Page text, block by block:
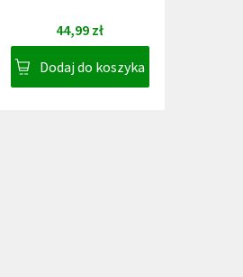
44,99 zł
Dodaj do koszyka